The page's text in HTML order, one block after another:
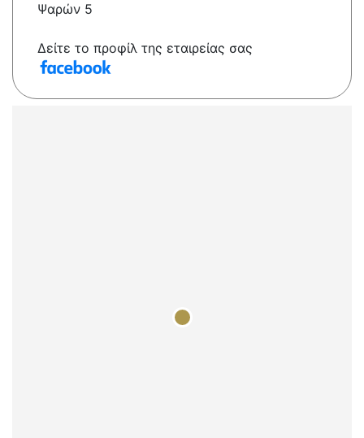
Ψαρών 5
Δείτε το προφίλ της εταιρείας σας